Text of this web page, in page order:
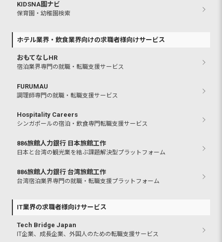
KIDSNA園ナビ
保育園・幼稚園検索
ホテル業界・飲食業界向けの求職者様向けサービス
おもてなしHR
宿泊業界専門の就職・転職支援サービス
FURUMAU
調理師専門の就職・転職支援サービス
Hospitality Careers
シンガポールの宿泊・飲食専門転職支援サービス
886旅館人力銀行 日本旅館工作
日本と台湾の観光業を結ぶ課題解決型プラットフォーム
886旅館人力銀行 台湾旅館工作
台湾宿泊業界専門の就職・転職支援プラットフォーム
IT業界の求職者様向けサービス
Tech Bridge Japan
IT企業、成長企業、外国人のための転職支援サービス